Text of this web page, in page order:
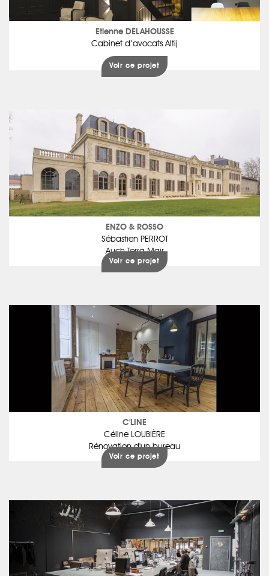
Etienne DELAHOUSSE
Cabinet d’avocats Altij
Voir ce projet
ENZO & ROSSO
Sébastien PERROT
Auch Terra Mair
Voir ce projet
C'LINE
Céline LOUBIÈRE
Rénovation d'un bureau
Voir ce projet